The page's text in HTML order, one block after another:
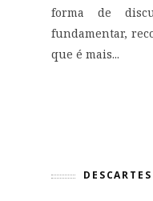
forma de
fundamentar,
que é mais...